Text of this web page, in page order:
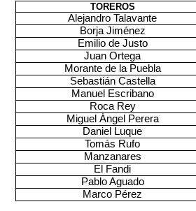
TOREROS
Alejandro Talavante
Borja Jiménez
Emilio de Justo
Juan Ortega
Morante de la Puebla
Sebastián Castella
Manuel Escribano
Roca Rey
Miguel Ángel Perera
Daniel Luque
Tomás Rufo
Manzanares
El Fandi
Pablo Aguado
Marco Pérez